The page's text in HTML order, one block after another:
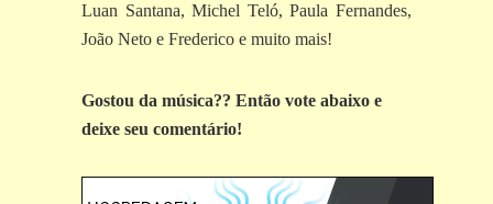
Luan Santana, Michel Teló, Paula Fernandes,
João Neto e Frederico e muito mais!
Gostou da música?? Então vote abaixo e
deixe seu comentário!